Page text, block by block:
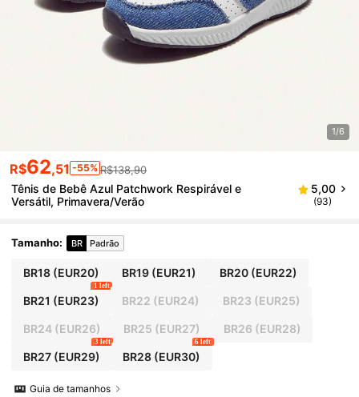
1/6
R$62,51 -55% R$138,90
Tênis de Bebê Azul Patchwork Respirável e
Versátil, Primavera/Verão
5,00
(93)
Tamanho: BR Padrão
BR18(EUR20) BR19 (EUR21) BR20(EUR22)
BR21 (EUR23)
1 left
BR22 (EUR24) BR23 (EUR25)
BR24(EUR26) BR25 (EUR27) BR26 (EUR28)
BR27(EUR29)
3 left
BR28 (EUR30)
6 left
Guia de tamanhos